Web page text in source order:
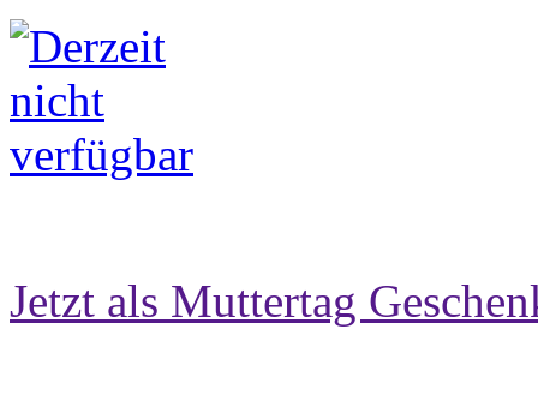
Jetzt als Muttertag